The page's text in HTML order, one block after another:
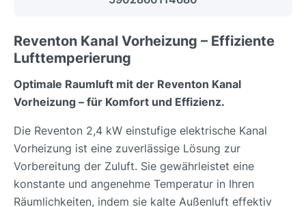
Reventon Kanal Vorheizung – Effiziente
Lufttemperierung
Optimale Raumluft mit der Reventon Kanal
Vorheizung – für Komfort und Effizienz.
Die Reventon 2,4 kW einstufige elektrische Kanal
Vorheizung ist eine zuverlässige Lösung zur
Vorbereitung der Zuluft. Sie gewährleistet eine
konstante und angenehme Temperatur in Ihren
Räumlichkeiten, indem sie kalte Außenluft effektiv